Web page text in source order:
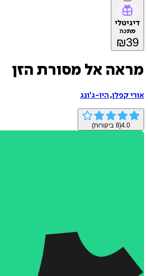
דיגיטלי
מתנה
₪39
מראה אל מסורת הזן
אורי קפלן,היו-ג'ונג
4.0
(
8 ביקורות)